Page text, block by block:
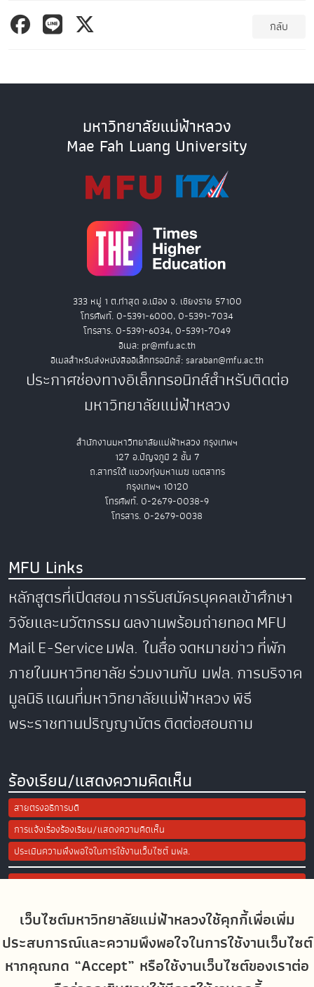
เว็บไซต์มหาวิทยาลัยแม่ฟ้าหลวงใช้คุกกี้เพื่อเพิ่ม
ประสบการณ์และความพึงพอใจในการใช้งานเว็บไซต์
หากคุณกด “Accept” หรือใช้งานเว็บไซต์ของเราต่อ
กลับ
มหาวิทยาลัยแม่ฟ้าหลวง
Mae Fah Luang University
333 หมู่ 1 ต.ท่าสุด อ.เมือง จ. เชียงราย 57100
โทรศัพท์. 0-5391-6000, 0-5391-7034
โทรสาร. 0-5391-6034, 0-5391-7049
อีเมล: pr@mfu.ac.th
อีเมลสำหรับส่งหนังสืออิเล็กทรอนิกส์: saraban@mfu.ac.th
ประกาศช่องทางอิเล็กทรอนิกส์สำหรับติดต่อ
มหาวิทยาลัยแม่ฟ้าหลวง
สำนักงานมหาวิทยาลัยแม่ฟ้าหลวง กรุงเทพฯ
127 อ.ปัญจภูมิ 2 ชั้น 7
ถ.สาทรใต้ แขวงทุ่งมหาเมฆ เขตสาทร
กรุงเทพฯ 10120
โทรศัพท์. 0-2679-0038-9
โทรสาร. 0-2679-0038
MFU Links
หลักสูตรที่เปิดสอนการรับสมัครบุคคลเข้าศึกษา
วิจัยและนวัตกรรมผลงานพร้อมถ่ายทอดMFU
MailE-Serviceมฟล. ในสื่อจดหมายข่าวที่พัก
ภายในมหาวิทยาลัยร่วมงานกับ มฟล.การบริจาค
มูลนิธิแผนที่มหาวิทยาลัยแม่ฟ้าหลวงพิธี
พระราชทานปริญญาบัตรติดต่อสอบถาม
ร้องเรียน/แสดงความคิดเห็น
สายตรงอธิการบดี
การแจ้งเรื่องร้องเรียน/แสดงความคิดเห็น
ประเมินความพึงพอใจในการใช้งานเว็บไซต์ มฟล.
Site Map
Social Media